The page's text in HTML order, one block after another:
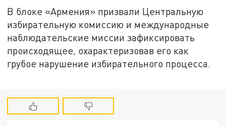
В блоке «Армения» призвали Центральную
избирательную комиссию и международные
наблюдательские миссии зафиксировать
происходящее, охарактеризовав его как
грубое нарушение избирательного процесса.